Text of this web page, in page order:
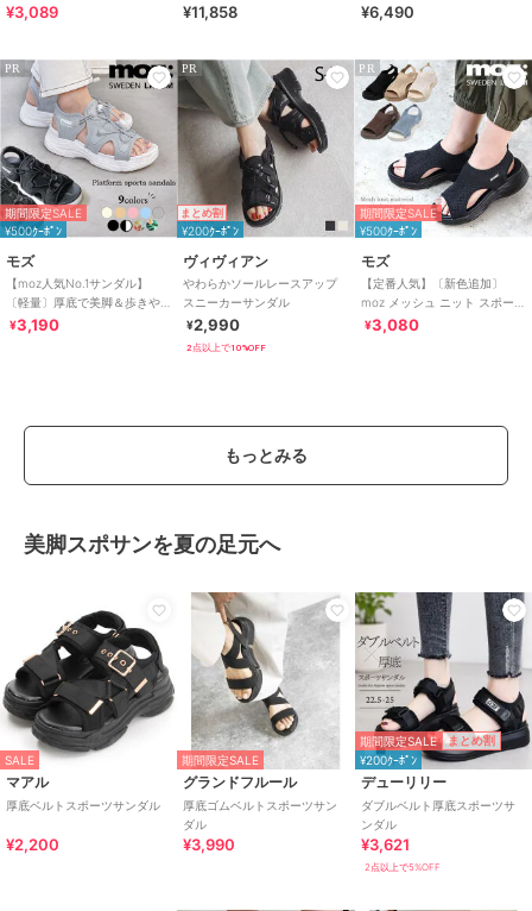
¥3,089 ¥11,858 ¥6,490
PR
期間限定SALE
¥500ｸｰﾎﾟﾝ
モズ
【moz人気No.1サンダル】
〔軽量〕厚底で美脚＆歩きや
すい！疲れにくいフィット感
¥3,190
PR
まとめ割
¥200ｸｰﾎﾟﾝ
ヴィヴィアン
やわらかソールレースアップ
スニーカーサンダル
¥2,990
2点以上で10%OFF
PR
期間限定SALE
¥500ｸｰﾎﾟﾝ
モズ
【定番人気】〔新色追加〕
moz メッシュ ニット スポーツ
サンダル
¥3,080
もっとみる
美脚スポサンを夏の足元へ
SALE
マアル
厚底ベルトスポーツサンダル
¥2,200
期間限定SALE
グランドフルール
厚底ゴムベルトスポーツサン
ダル
¥3,990
期間限定SALE まとめ割
¥200ｸｰﾎﾟﾝ
デューリリー
ダブルベルト厚底スポーツサ
ンダル
¥3,621
2点以上で5%OFF